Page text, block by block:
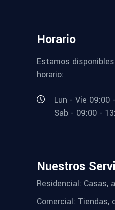
Horario
Estamos
horario:
Lun - Vie 09:00
Sab - 09:00 -
Nuestros
Residencial: Casas,
Comercial: Tiendas,